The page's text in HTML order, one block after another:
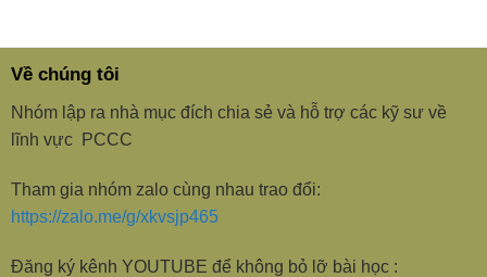
Về chúng tôi
Nhóm lập ra nhà mục đích chia sẻ và hỗ trợ các kỹ sư về
lĩnh vực PCCC
Tham gia nhóm zalo cùng nhau trao đổi:
https://zalo.me/g/xkvsjp465
Đăng ký kênh YOUTUBE để không bỏ lỡ bài học :